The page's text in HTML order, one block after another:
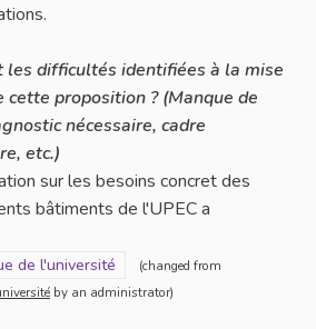
les difficultés identifiées à la mise
cette proposition ? (Manque de
nécessaire, cadre
etc.)
sur les besoins concret des
bâtiments de l'UPEC a
Transition écologique de l'université
de l'université
(changed from
by an administrator)